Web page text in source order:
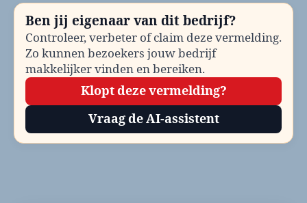
en
contactinformatie
Ben jij eigenaar van dit bedrijf?
Controleer, verbeter of claim deze vermelding.
Zo kunnen bezoekers jouw bedrijf
makkelijker vinden en bereiken.
Klopt deze vermelding?
Vraag de AI-assistent